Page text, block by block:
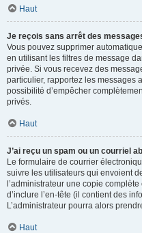
Haut
Je reçois sans arrêt des
Vous pouvez supprimer
en utilisant les filtres de message
privée. Si vous recevez des
particulier, rapportez les messages
possibilité d’empêcher
privés.
Haut
J’ai reçu un spam ou un courriel
Le formulaire de courrier
suivre les utilisateurs qui envoient
l’administrateur une copie
d’inclure l’en-tête (il contient des
L’administrateur pourra alors
Haut